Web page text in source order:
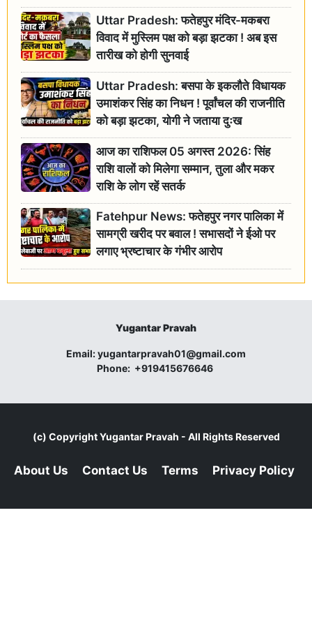
Uttar Pradesh: फतेहपुर मंदिर-मकबरा
विवाद में मुस्लिम पक्ष को बड़ा झटका ! अब इस
तारीख को होगी सुनवाई
Uttar Pradesh: बसपा के इकलौते विधायक
उमाशंकर सिंह का निधन ! पूर्वांचल की राजनीति
को बड़ा झटका, योगी ने जताया दुःख
आज का राशिफल 05 अगस्त 2026: सिंह
राशि वालों को मिलेगा सम्मान, तुला और मकर
राशि के लोग रहें सतर्क
Fatehpur News: फतेहपुर नगर पालिका में
सामग्री खरीद पर बवाल ! सभासदों ने ईओ पर
लगाए भ्रष्टाचार के गंभीर आरोप
Yugantar Pravah
Email:yugantarpravah01@gmail.com
Phone: +919415676646
(c) CopyrightYugantar Pravah - All Rights Reserved
About Us Contact Us Terms Privacy Policy